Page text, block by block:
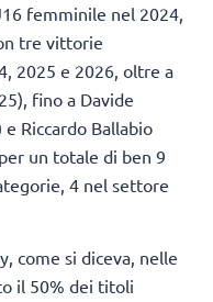
femminile nel 2024,
tre vittorie
2025 e 2026, oltre a
fino a Davide
Riccardo Ballabio
un totale di ben 9
4 nel settore
come si diceva, nelle
il 50% dei titoli